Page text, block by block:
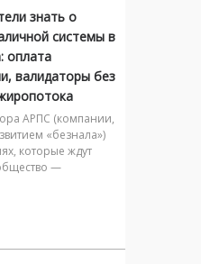
знать о
системы в
оплата
валидаторы без
АРПС (компании,
«безнала»)
которые ждут
—